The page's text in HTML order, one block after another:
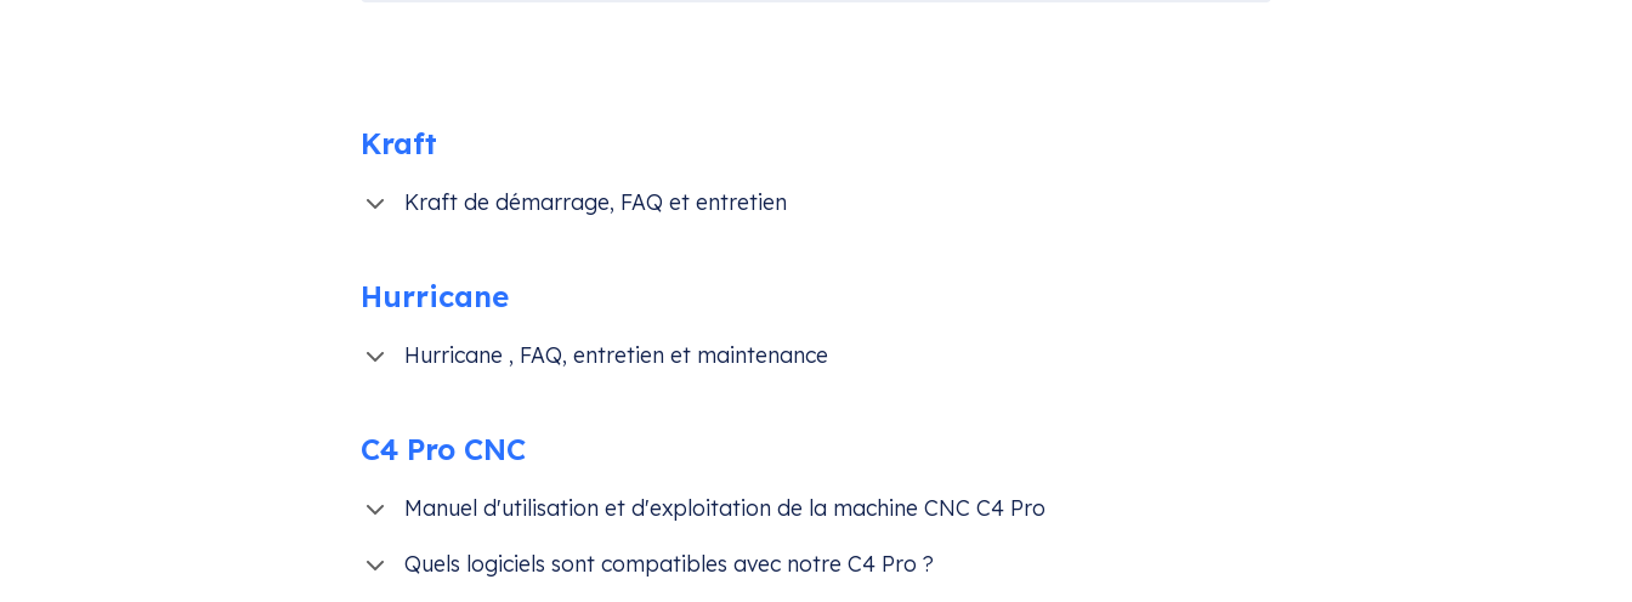
Kraft
Kraft de démarrage, FAQ et entretien
Hurricane
Hurricane , FAQ, entretien et maintenance
C4 Pro CNC
Manuel d'utilisation et d'exploitation de la machine CNC C4 Pro
Quels logiciels sont compatibles avec notre C4 Pro ?